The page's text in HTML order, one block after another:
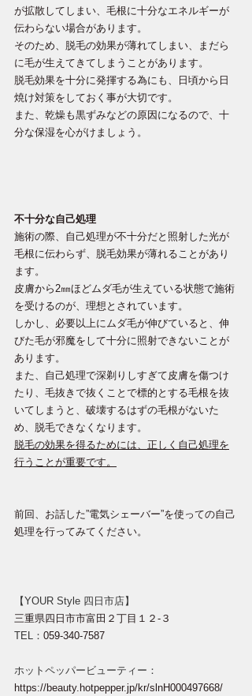
が拡散してしまい、毛根に十分なエネルギーが
伝わらない場合があります。
そのため、脱毛の効果が薄れてしまい、まだら
に毛が生えてきてしまうことがあります。
脱毛効果を十分に発揮する為にも、日頃から日
焼け対策をしておく事が大切です。
また、乾燥も黒ずみなどの原因になるので、十
分な保湿を心がけましょう。
不十分な自己処理
施術の際、自己処理が不十分だと照射した光が
毛根に伝わらず、脱毛効果が薄れることがあり
ます。
皮膚から2㎜ほどムダ毛が生えている状態で施術
を受けるのが、理想とされています。
しかし、必要以上にムダ毛が伸びていると、伸
びた毛が邪魔をして十分に照射できないことが
あります。
また、自己処理で深剃りしすぎて皮膚を傷つけ
たり、毛抜きで抜くことで標的とする毛根を抜
いてしまうと、破壊するはずの毛根がないた
め、脱毛できなくなります。
脱毛の効果を得るためには、正しく自己処理を
行うことが重要です。
前回、お話した”電気シェーバー”を使っての自己
処理を行ってみてください。
【YOUR Style 四日市店】
三重県四日市市富田２丁目１２-３
TEL： 059-340-7587
ホットペッパービューティー：
https://beauty.hotpepper.jp/kr/slnH000497668/